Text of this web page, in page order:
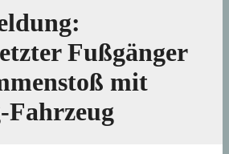
Fußgänger
mit
Fahrzeug